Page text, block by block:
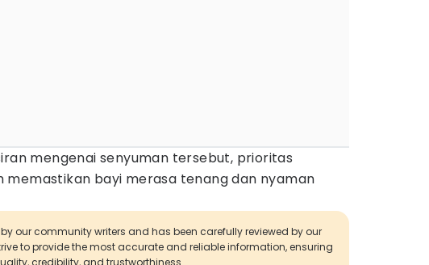
mengenai senyuman tersebut, prioritas
memastikan bayi merasa tenang dan nyaman
our community writers and has been carefully reviewed by our
to provide the most accurate and reliable information, ensuring
credibility, and trustworthiness.